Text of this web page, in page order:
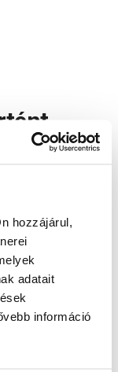
hozzájárul,
adatait
információ